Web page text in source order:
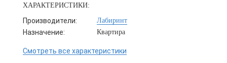
ХАРАКТЕРИСТИКИ:
Производители: Лабиринт
Назначение: Квартира
Смотреть все характеристики